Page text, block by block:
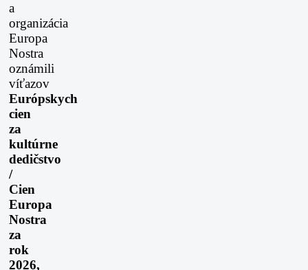
a
organizácia
Europa
Nostra
oznámili
víťazov
Európskych
cien
za
kultúrne
dedičstvo
/
Cien
Europa
Nostra
za
rok
2026,